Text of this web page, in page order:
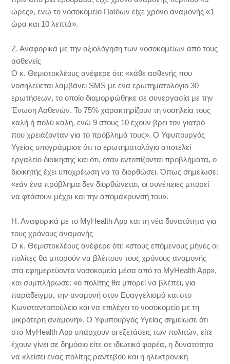
ώρες», ενώ το νοσοκομείο Παίδων είχε χρόνο αναμονής «1
ώρα και 10 λεπτά».
Ζ. Αναφορικά με την αξιολόγηση των νοσοκομείων από τους
ασθενείς
Ο κ. Θεμιστοκλέους ανέφερε ότι: «κάθε ασθενής που
νοσηλεύεται λαμβάνει SMS με ένα ερωτηματολόγιο 30
ερωτήσεων, το οποίο διαμορφώθηκε σε συνεργασία με την
Ένωση Ασθενών. Το 75% χαρακτηρίζουν τη νοσηλεία τους
καλή ή πολύ καλή, ενώ 9 στους 10 έχουν βρει τον γιατρό
που χρειάζονταν για το πρόβλημά τους». Ο Υφυπουργός
Υγείας υπογράμμισε ότι το ερωτηματολόγιο αποτελεί
εργαλείο διοίκησης και ότι, όταν εντοπίζονται προβλήματα, ο
διοικητής έχει υποχρέωση να τα διορθώσει. Όπως σημείωσε:
«εάν ένα πρόβλημα δεν διορθώνεται, οι συνέπειες μπορεί
να φτάσουν μέχρι και την απομάκρυνσή του».
Η. Αναφορικά με το MyHealth App και τη νέα δυνατότητα για
τους χρόνους αναμονής
Ο κ. Θεμιστοκλέους ανέφερε ότι: «στους επόμενους μήνες οι
πολίτες θα μπορούν να βλέπουν τους χρόνους αναμονής
στα εφημερεύοντα νοσοκομεία μέσα από το MyHealth App»,
και συμπλήρωσε: «ο πολίτης θα μπορεί να βλέπει, για
παράδειγμα, την αναμονή στον Ευαγγελισμό και στο
Κωνσταντοπούλειο και να επιλέγει το νοσοκομείο με τη
μικρότερη αναμονή». Ο Υφυπουργός Υγείας σημείωσε ότι
στο MyHealth App υπάρχουν οι εξετάσεις των πολιτών, είτε
έχουν γίνει σε δημόσιο είτε σε ιδιωτικό φορέα, η δυνατότητα
να κλείσει ένας πολίτης ραντεβού και η ηλεκτρονική